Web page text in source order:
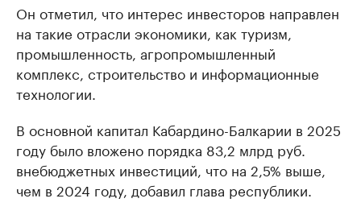
Он отметил, что интерес инвесторов направлен
на такие отрасли экономики, как туризм,
промышленность, агропромышленный
комплекс, строительство и информационные
технологии.
В основной капитал Кабардино-Балкарии в 2025
году было вложено порядка 83,2 млрд руб.
внебюджетных инвестиций, что на 2,5% выше,
чем в 2024 году, добавил глава республики.